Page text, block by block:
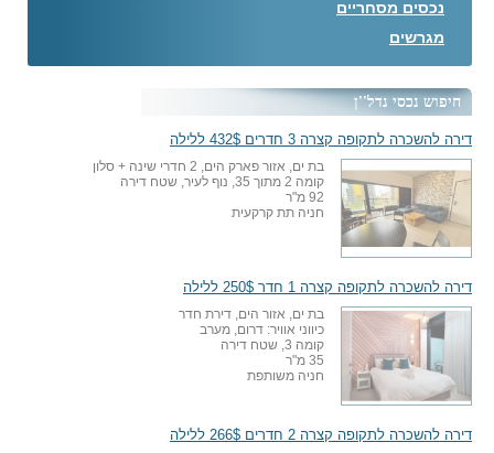
נכסים מסחריים
מגרשים
חיפוש נכסי נדל''ן
דירה להשכרה לתקופה קצרה 3 חדרים 432$ ללילה
בת ים, אזור פארק הים, 2 חדרי שינה + סלון
קומה 2 מתוך 35, נוף לעיר, שטח דירה
92 מ"ר
חניה תת קרקעית
דירה להשכרה לתקופה קצרה 1 חדר 250$ ללילה
בת ים, אזור הים, דירת חדר
כיווני אוויר: דרום, מערב
קומה 3, שטח דירה
35 מ"ר
חניה משותפת
דירה להשכרה לתקופה קצרה 2 חדרים 266$ ללילה